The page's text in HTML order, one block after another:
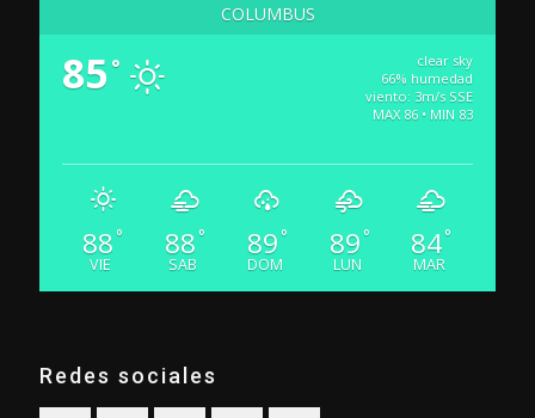
COLUMBUS
85°
clear sky
66% humedad
viento: 3m/s SSE
MAX 86 • MIN 83
88 °
VIE
88 °
SAB
89 °
DOM
89 °
LUN
84°
MAR
Redes sociales